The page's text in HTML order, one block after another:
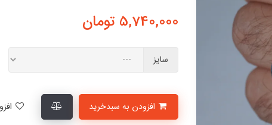
5,740,000 تومان
سایز